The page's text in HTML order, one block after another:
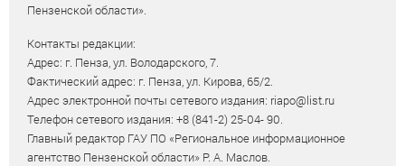
Пензенской области».
Контакты редакции:
Адрес: г. Пенза, ул. Володарского, 7.
Фактический адрес: г. Пенза, ул. Кирова, 65/2.
Адрес электронной почты сетевого издания: riapo@list.ru
Телефон сетевого издания: +8 (841-2) 25-04- 90.
Главный редактор ГАУ ПО «Региональное информационное
агентство Пензенской области» Р. А. Маслов.